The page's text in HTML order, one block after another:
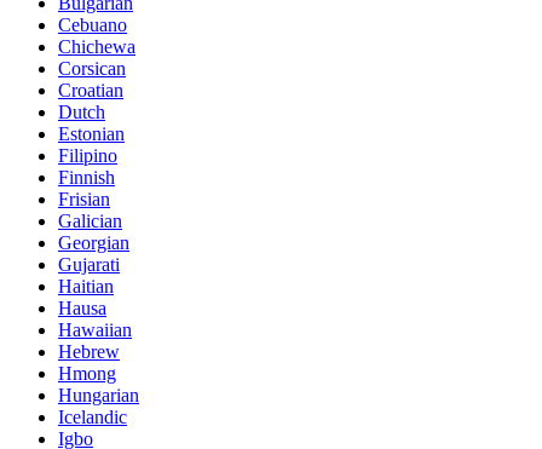
Cebuano
Chichewa
Corsican
Croatian
Dutch
Estonian
Filipino
Finnish
Frisian
Galician
Georgian
Gujarati
Haitian
Hausa
Hawaiian
Hebrew
Hmong
Hungarian
Icelandic
Igbo